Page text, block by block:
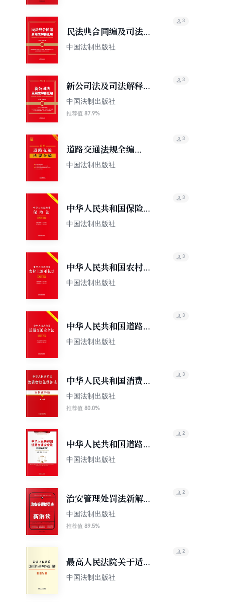
民法典合同编及司法解
释汇编（含指导案例）
中国法制出版社
3
新公司法及司法解释汇
编（含指导案例）
（2024年版）
中国法制出版社
推荐值 87.9%
3
道路交通法规全编
（2024年版）
中国法制出版社
3
中华人民共和国保险
法：案例注释版（双色
中国法制出版社
3
中华人民共和国农村土
地承包法：案例注释版
中国法制出版社
3
中华人民共和国道路交
通安全法：案例注释版
中国法制出版社
3
中华人民共和国消费者
权益保护法（案例注释
版）（第二版）
中国法制出版社
推荐值 80.0%
3
中华人民共和国道路交
通安全法（案例应用
中国法制出版社
2
治安管理处罚法新解读
（第四版）
中国法制出版社
推荐值 89.5%
2
最高人民法院关于适用
《中华人民共和国刑事
中国法制出版社
2